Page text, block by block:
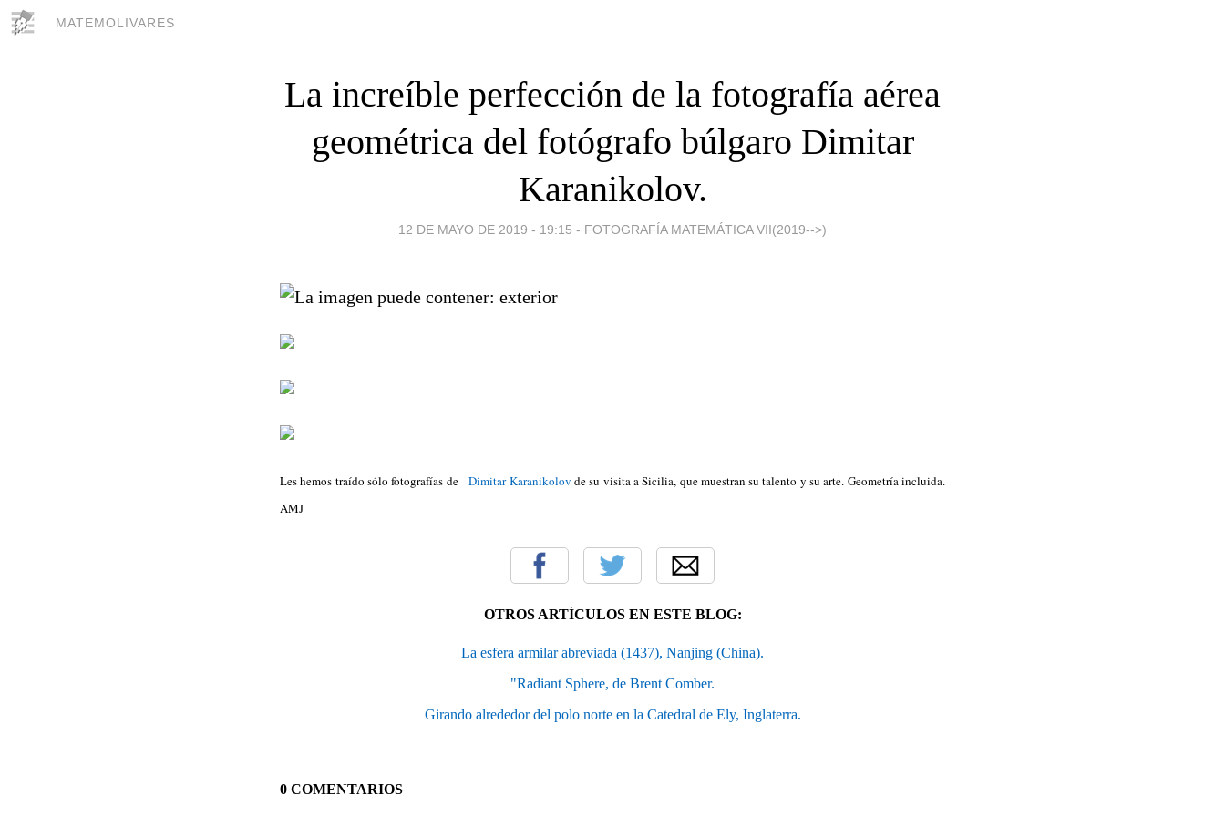
MATEMOLIVARES
La increíble perfección de la fotografía aérea
geométrica del fotógrafo búlgaro Dimitar
Karanikolov.
12 DE MAYO DE 2019 - 19:15 - FOTOGRAFÍA MATEMÁTICA VII(2019-->)
Les hemos traído sólo fotografías de Dimitar Karanikolov de su visita a Sicilia, que muestran su talento y su arte. Geometría incluida.
AMJ
OTROS ARTÍCULOS EN ESTE BLOG:
La esfera armilar abreviada (1437), Nanjing (China).
"Radiant Sphere, de Brent Comber.
Girando alrededor del polo norte en la Catedral de Ely, Inglaterra.
0 COMENTARIOS